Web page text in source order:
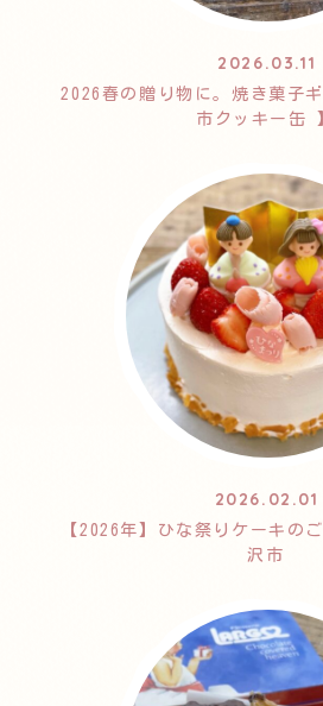
2026.03.11
2026春の贈り物に。焼き菓子
市クッキー缶
2026.02.01
【2026年】ひな祭りケーキの
沢市